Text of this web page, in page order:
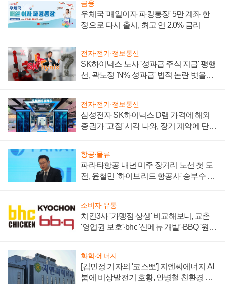
금융
우체국 '매일이자 파킹통장' 5만 계좌 한
정으로 다시 출시, 최고 연 2.0% 금리
전자·전기·정보통신
SK하이닉스 노사 '성과급 주식 지급' 평행
선, 곽노정 'N% 성과급' 법적 논란 벗을지
전자·전기·정보통신
삼성전자 SK하이닉스 D램 가격에 해외
증권가 '고점' 시각 나와, 장기 계약에 단점
항공·물류
파라타항공 내년 미주 장거리 노선 첫 도
전, 윤철민 '하이브리드 항공사' 승부수 통
소비자·유통
치킨3사 '가맹점 상생' 비교해보니, 교촌
'영업권 보호'·bhc '신메뉴 개발'·BBQ '원가
화학·에너지
[김민정 기자의 '코스뽀'] 지엔씨에너지 AI
붐에 비상발전기 호황, 안병철 친환경 에